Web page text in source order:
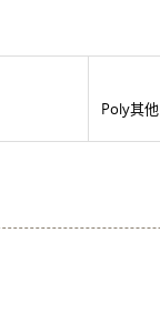
Poly其他